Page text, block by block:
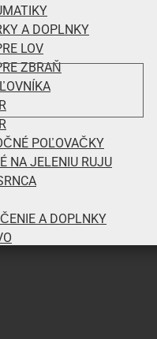
A DOPLNKY
LOV
ZBRAŇ
POĽOVAČKY
NA JELENIU RUJU
A DOPLNKY